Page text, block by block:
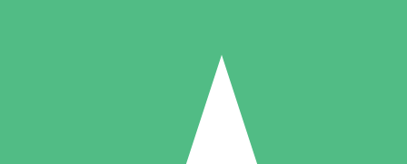
Packs de Crédits Individuels
à l'utilisation avec des crédits de téléchargement. Sans engagement